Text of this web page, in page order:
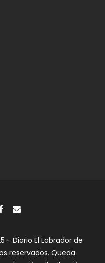
- Diario El Labrador de
reservados. Queda